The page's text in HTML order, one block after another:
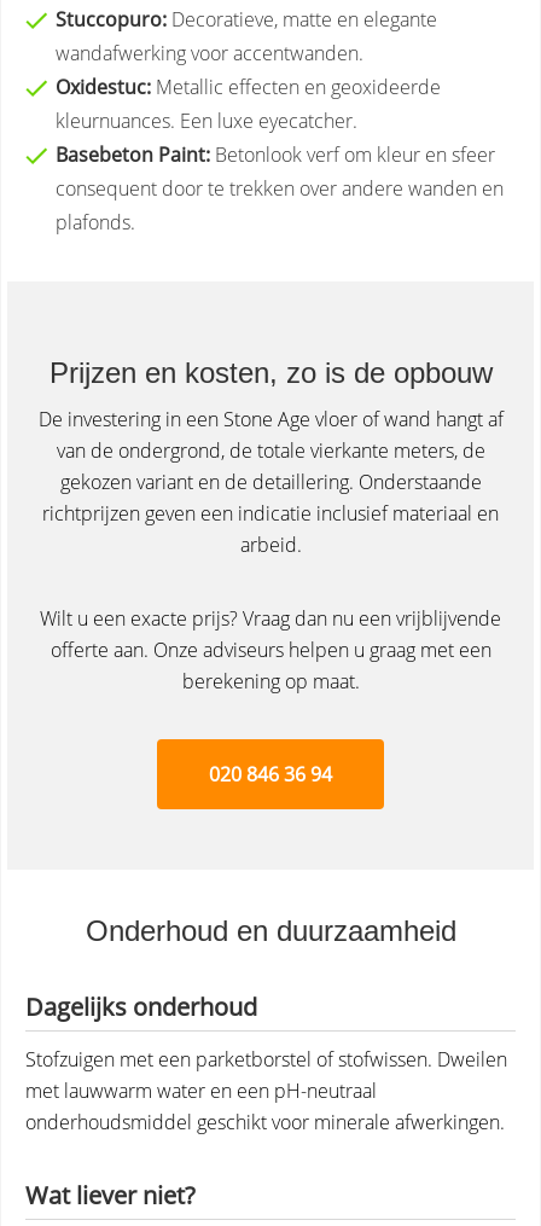
Stuccopuro: Decoratieve, matte en elegante
wandafwerking voor accentwanden.
Oxidestuc: Metallic effecten en geoxideerde
kleurnuances. Een luxe eyecatcher.
Basebeton Paint: Betonlook verf om kleur en sfeer
consequent door te trekken over andere wanden en
plafonds.
Prijzen en kosten, zo is de opbouw
De investering in een Stone Age vloer of wand hangt af
van de ondergrond, de totale vierkante meters, de
gekozen variant en de detaillering. Onderstaande
richtprijzen geven een indicatie inclusief materiaal en
arbeid.
Wilt u een exacte prijs? Vraag dan nu een vrijblijvende
offerte aan. Onze adviseurs helpen u graag met een
berekening op maat.
020 846 36 94
Onderhoud en duurzaamheid
Dagelijks onderhoud
Stofzuigen met een parketborstel of stofwissen. Dweilen
met lauwwarm water en een pH-neutraal
onderhoudsmiddel geschikt voor minerale afwerkingen.
Wat liever niet?